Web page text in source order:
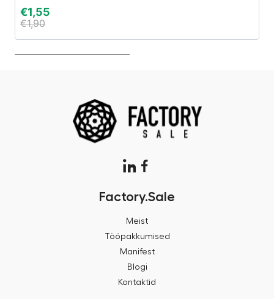
€1,55
€1,90
Factory.Sale
Meist
Tööpakkumised
Manifest
Blogi
Kontaktid